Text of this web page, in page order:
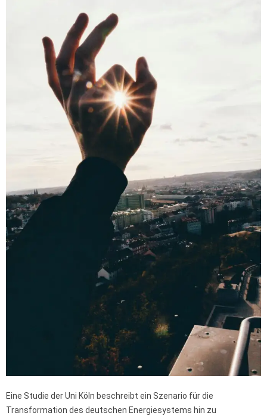
Eine Studie der Uni Köln beschreibt ein Szenario für die
Transformation des deutschen Energiesystems hin zu